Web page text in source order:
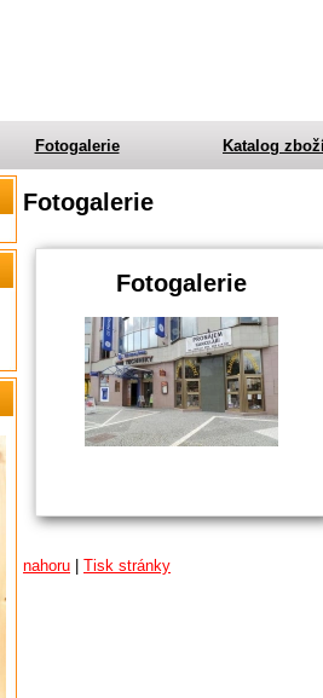
Fotogalerie Katalog
Fotogalerie
Fotogalerie
nahoru Tisk stránky